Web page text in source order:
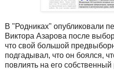
В "Родниках" опубликовали
Виктора Азарова после
что свой большой
подгадывал, что он боялся,
повлиять на его собственный